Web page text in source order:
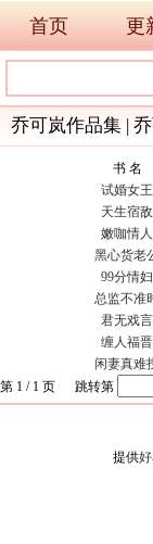
首页 更
乔可岚作品集 |
书 名
试婚女王
天生宿敌
嫩咖情人
黑心货老
99分情妇
总监不准
君无戏言
缠人福晋
闲妻真难
第 1 / 1 页 跳转第
提供